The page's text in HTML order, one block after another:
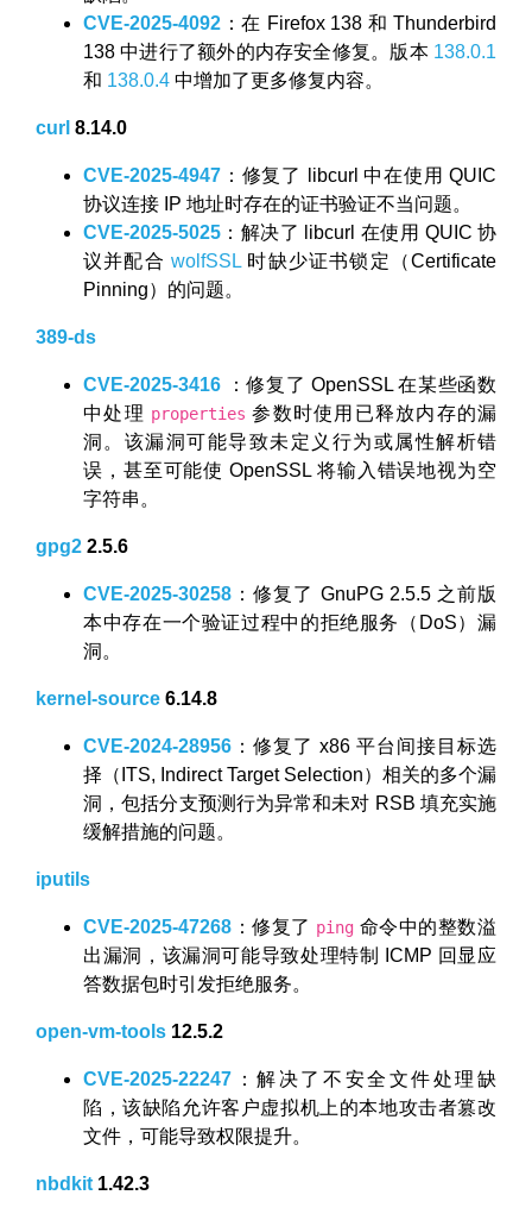
CVE-2025-4092 ：在 Firefox 138 和 Thunderbird
138 中进行了额外的内存安全修复。版本 138.0.1
和 138.0.4 中增加了更多修复内容。
curl 8.14.0
CVE-2025-4947 ：修复了 libcurl 中在使用 QUIC
协议连接 IP 地址时存在的证书验证不当问题。
CVE-2025-5025 ：解决了 libcurl 在使用 QUIC 协
议并配合wolfSSL 时缺少证书锁定（Certificate
Pinning）的问题。
389-ds
CVE-2025-3416
：修复了 OpenSSL 在某些函数
中处理 properties 参数时使用已释放内存的漏
洞。该漏洞可能导致未定义行为或属性解析错
误，甚至可能使 OpenSSL 将输入错误地视为空
字符串。
gpg2 2.5.6
CVE-2025-30258 ：修复了 GnuPG 2.5.5 之前版
本中存在一个验证过程中的拒绝服务（DoS）漏
洞。
kernel-source 6.14.8
CVE-2024-28956 ：修复了 x86 平台间接目标选
择（ITS, Indirect Target Selection）相关的多个漏
洞，包括分支预测行为异常和未对 RSB 填充实施
缓解措施的问题。
iputils
CVE-2025-47268 ：修复了 ping 命令中的整数溢
出漏洞，该漏洞可能导致处理特制 ICMP 回显应
答数据包时引发拒绝服务。
open-vm-tools 12.5.2
CVE-2025-22247 ：解决了不安全文件处理缺
陷，该缺陷允许客户虚拟机上的本地攻击者篡改
文件，可能导致权限提升。
nbdkit 1.42.3